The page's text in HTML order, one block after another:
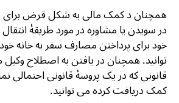
همچنان د کمک مالی به شکل قرض برای
در سویدن یا مشاوره در مورد طریقۀ
خود برای پرداختن مصارف سفر به خانه
توانید. همچنان در یافتن به اصطلاح وکیل
قانونی که در یک پروسۀ قانونی احتمالی
کمک دریافت کرده می توانید.